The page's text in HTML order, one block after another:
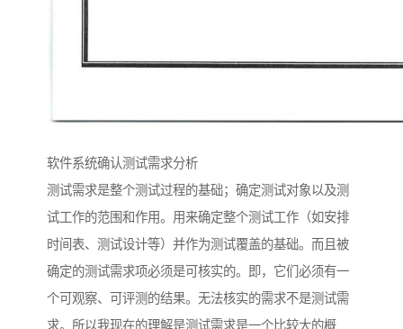
软件系统确认测试需求分析
测试需求是整个测试过程的基础；确定测试对象以及测
试工作的范围和作用。用来确定整个测试工作（如安排
时间表、测试设计等）并作为测试覆盖的基础。而且被
确定的测试需求项必须是可核实的。即，它们必须有一
个可观察、可评测的结果。无法核实的需求不是测试需
求。所以我现在的理解是测试需求是一个比较大的概